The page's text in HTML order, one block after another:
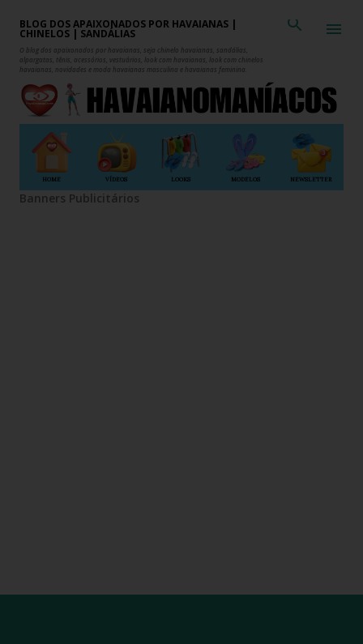
Pular para o conteúdo principal
BLOG DOS APAIXONADOS POR HAVAIANAS |
CHINELOS | SANDÁLIAS
O blog dos apaixonados por havaianas, seja chinelo havaianas, sandálias,
alpargatas, tênis, acessórios, vestuários, look com havaianas, look com chinelos
havaianas, novidades e moda havaianas masculina e havaianas feminina.
HOME VÍDEOS LOOKS MODELOS NEWSLETTER
Banners Publicitários